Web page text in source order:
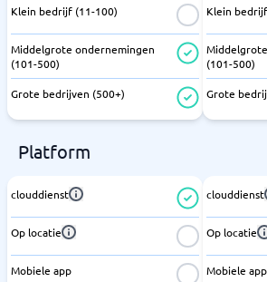
Klein bedrijf (11-100)
Middelgrote ondernemingen
(101-500)
Grote bedrijven (500+)
Klein
(101-500)
Grote
Platform
clouddienst
Op locatie
Mobiele app
clouddienst
Op locatie
Mobiele app